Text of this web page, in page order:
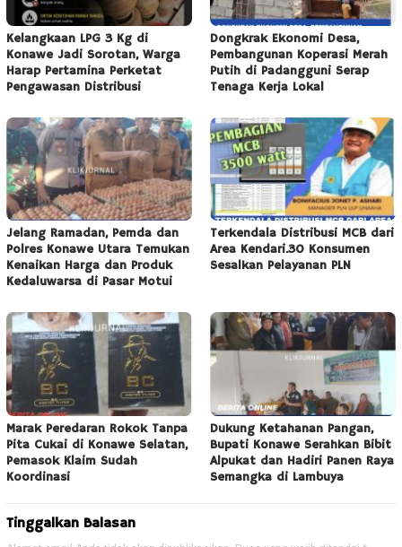
Kelangkaan LPG 3 Kg di
Konawe Jadi Sorotan, Warga
Harap Pertamina Perketat
Pengawasan Distribusi
Dongkrak Ekonomi Desa,
Pembangunan Koperasi Merah
Putih di Padangguni Serap
Tenaga Kerja Lokal
Jelang Ramadan, Pemda dan
Polres Konawe Utara Temukan
Kenaikan Harga dan Produk
Kedaluwarsa di Pasar Motui
Terkendala Distribusi MCB dari
Area Kendari.30 Konsumen
Sesalkan Pelayanan PLN
Marak Peredaran Rokok Tanpa
Pita Cukai di Konawe Selatan,
Pemasok Klaim Sudah
Koordinasi
Dukung Ketahanan Pangan,
Bupati Konawe Serahkan Bibit
Alpukat dan Hadiri Panen Raya
Semangka di Lambuya
Tinggalkan Balasan